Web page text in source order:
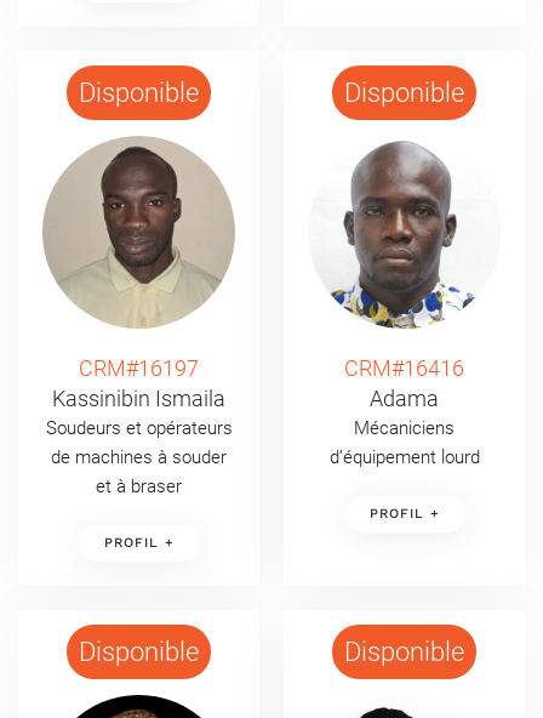
Disponible
CRM#16197
Kassinibin Ismaila
Soudeurs et opérateurs
de machines à souder
et à braser
PROFIL +
Disponible
CRM#16416
Adama
Mécaniciens
d’équipement lourd
PROFIL +
Disponible Disponible